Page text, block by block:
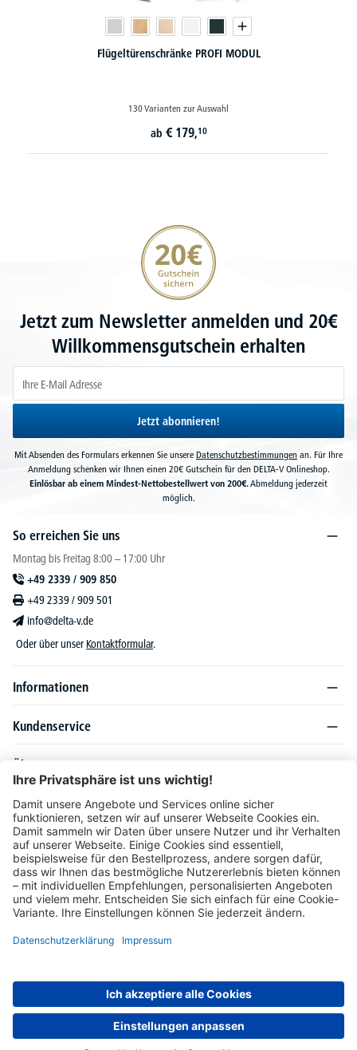
Flügeltürenschränke PROFI MODUL
130 Varianten zur Auswahl
ab € 179,10
20€ Gutschein sichern
Jetzt zum Newsletter anmelden und 20€
Willkommensgutschein erhalten
Jetzt abonnieren!
Mit Absenden des Formulars erkennen Sie unsere Datenschutzbestimmungen an. Für Ihre
Anmeldung schenken wir Ihnen einen 20€ Gutschein für den DELTA-V Onlineshop.
Einlösbar ab einem Mindest-Nettobestellwert von 200€.Abmeldung jederzeit
möglich.
So erreichen Sie uns
Montag bis Freitag 8:00 – 17:00 Uhr
+49 2339 / 909 850
+49 2339 / 909 501
info@delta-v.de
Oder über unser Kontaktformular.
Informationen
Kundenservice
Über DELTA-V
Produktsortiment
Ratgeber
Folgen Sie uns auch auf
Unser Angebot richtet sich ausschließlich an Industrie, Handel, Gewerbe und
europäische Ausland gelten Sonderkonditionen, die auf Anfrage mitgeteilt werden.
* Alle Preise verstehen sich zzgl. gesetzlicher MwSt.